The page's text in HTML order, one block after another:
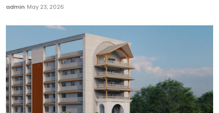
admin May 23, 2026